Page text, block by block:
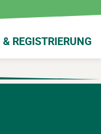
& REGISTRIERUNG